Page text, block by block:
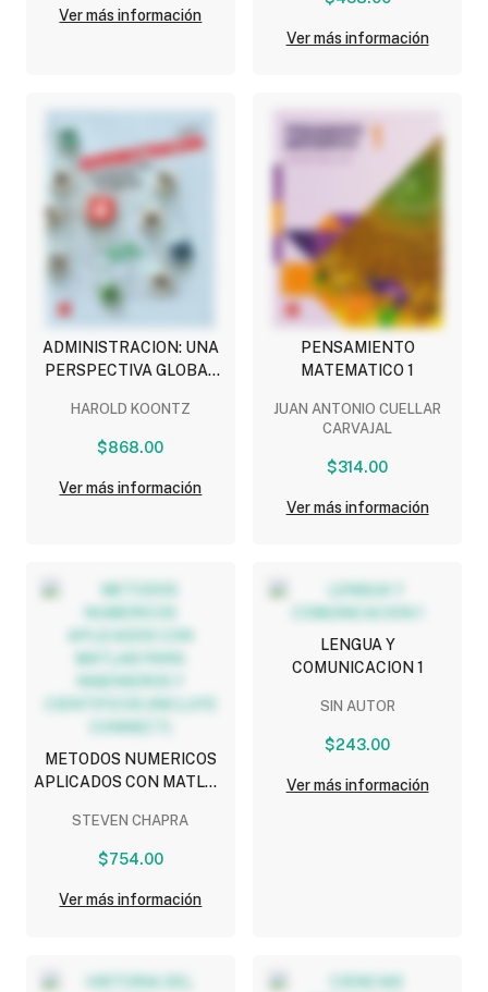
Ver más información
Ver más información
ADMINISTRACION: UNA
PERSPECTIVA GLOBAL
INNOVACION
HAROLD KOONTZ
$868.00
Ver más información
PENSAMIENTO
MATEMATICO 1
JUAN ANTONIO CUELLAR
CARVAJAL
$314.00
Ver más información
METODOS NUMERICOS
APLICADOS CON MATLAB
CIENTIFICOS (INCLUYE
CONNECT)
STEVEN CHAPRA
$754.00
Ver más información
LENGUA Y
COMUNICACION 1
SIN AUTOR
$243.00
Ver más información